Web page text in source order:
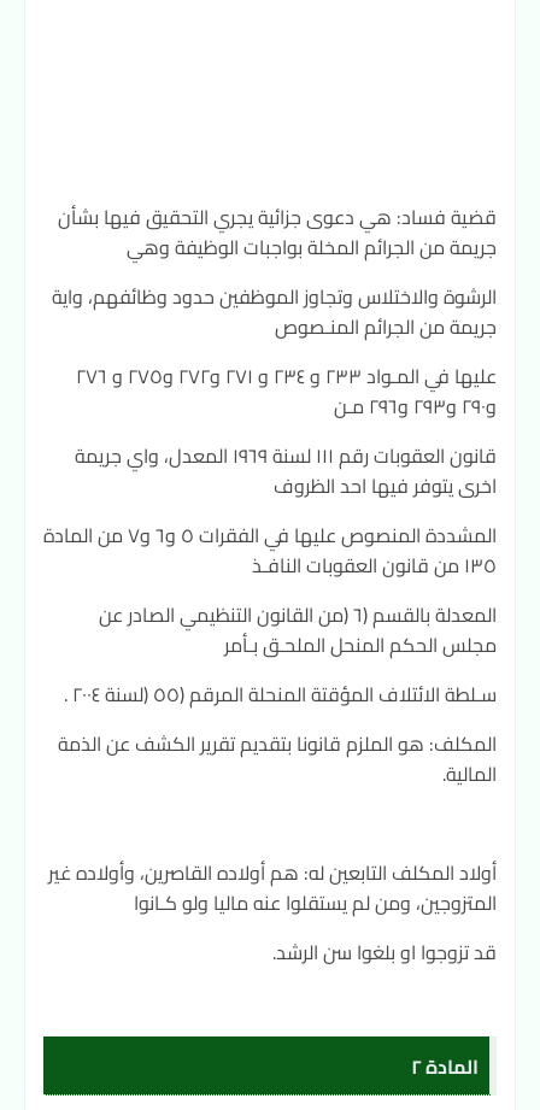
قضية فساد: هي دعوى جزائية يجري التحقيق فيها بشأن
جريمة من الجرائم المخلة بواجبات الوظيفة وهي
الرشوة والاختلاس وتجاوز الموظفين حدود وظائفهم، واية
جريمة من الجرائم المنـصوص
عليها في المـواد ٢٣٣ و ٢٣٤ و ٢٧١ و٢٧٢ و٢٧٥ و ٢٧٦
و٢٩٠ و٢٩٣ و٢٩٦ مـن
قانون العقوبات رقم ١١١ لسنة ١٩٦٩ المعدل، واي جريمة
اخرى يتوفر فيها احد الظروف
المشددة المنصوص عليها في الفقرات ٥ و٦ و٧ من المادة
١٣٥ من قانون العقوبات النافـذ
المعدلة بالقسم (٦ (من القانون التنظيمي الصادر عن
مجلس الحكم المنحل الملحـق بـأمر
سـلطة الائتلاف المؤقتة المنحلة المرقم (٥٥ (لسنة ٢٠٠٤ .
المكلف: هو الملزم قانونا بتقديم تقرير الكشف عن الذمة
المالية.
أولاد المكلف التابعين له: هم أولاده القاصرين، وأولاده غير
المتزوجين، ومن لم يستقلوا عنه ماليا ولو كـانوا
قد تزوجوا او بلغوا سن الرشد.
المادة ٢